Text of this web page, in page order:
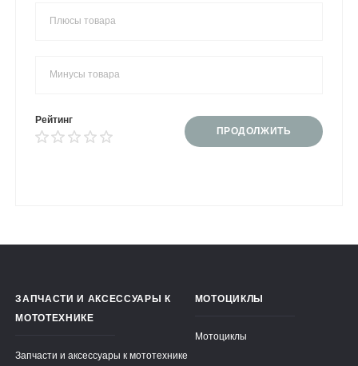
Рейтинг
ПРОДОЛЖИТЬ
ЗАПЧАСТИ И АКСЕССУАРЫ К
МОТОТЕХНИКЕ
Запчасти и аксессуары к мототехнике
МОТОЦИКЛЫ
Мотоциклы